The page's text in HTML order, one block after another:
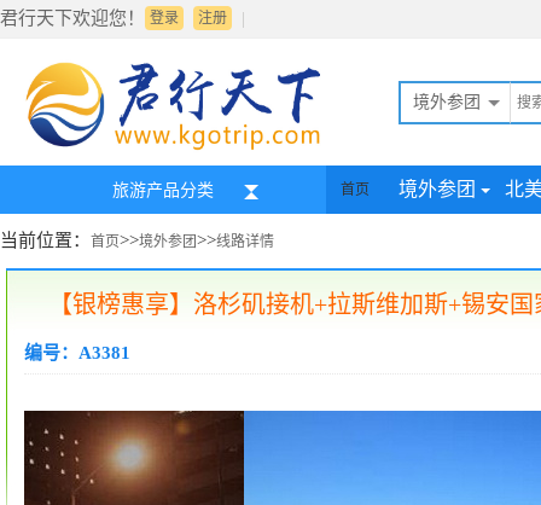
君行天下欢迎您！ 登录 |
注册
境外参团
旅游产品分类 首页 境外参团 北
当前位置： 首页>>境外参团>>线路详情
【银榜惠享】洛杉矶接机+拉斯维加斯+锡安
编号：A3381